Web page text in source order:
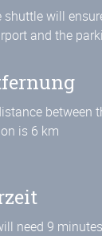
shuttle will
and the
between
is 6 km
need 9